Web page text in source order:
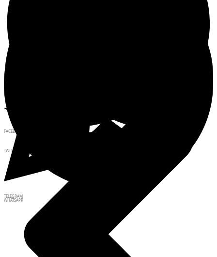
FACEBOOK
TWITTER
WHATSAPP
TELEGRAM